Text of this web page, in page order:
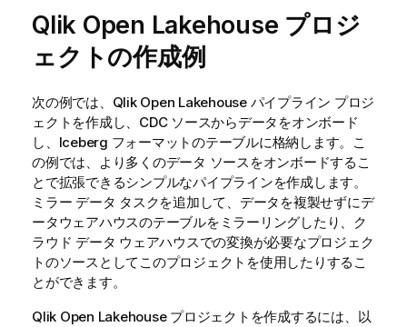
Qlik Open Lakehouse プロジ
ェクトの作成例
次の例では、 Qlik Open Lakehouseパイプライン プロジ
ェクトを作成し、CDC ソースからデータをオンボード
し、Iceberg フォーマットのテーブルに格納します。こ
の例では、より多くのデータ ソースをオンボードするこ
とで拡張できるシンプルなパイプラインを作成します。
ミラー データ タスクを追加して、データを複製せずにデ
ータウェアハウスのテーブルをミラーリングしたり、ク
ラウド データ ウェアハウスでの変換が必要なプロジェク
トのソースとしてこのプロジェクトを使用したりするこ
とができます。
Qlik Open Lakehouseプロジェクトを作成するには、以